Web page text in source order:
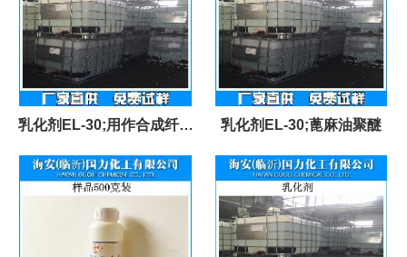
乳化剂EL-30;用作合成纤维
油剂
乳化剂EL-30;蓖麻油聚醚